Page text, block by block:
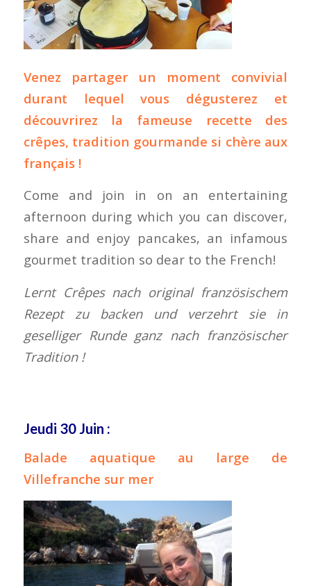
Venez partager un moment convivial
durant lequel vous dégusterez et
découvrirez la fameuse recette des
crêpes, tradition gourmande si chère aux
français !
Come and join in on an entertaining
afternoon during which you can discover,
share and enjoy pancakes, an infamous
gourmet tradition so dear to the French!
Lernt Crêpes nach original französischem
Rezept zu backen und verzehrt sie in
geselliger Runde ganz nach französischer
Tradition !
Jeudi 30 Juin :
Balade aquatique au large de
Villefranche sur mer